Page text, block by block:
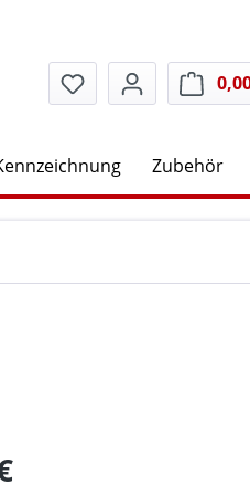
Zubehör